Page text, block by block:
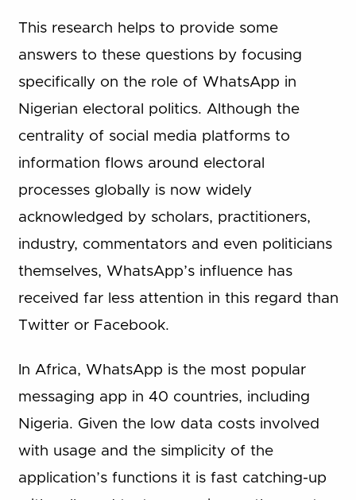
This research helps to provide some
answers to these questions by focusing
specifically on the role of WhatsApp in
Nigerian electoral politics. Although the
centrality of social media platforms to
information flows around electoral
processes globally is now widely
acknowledged by scholars, practitioners,
industry, commentators and even politicians
themselves, WhatsApp’s influence has
received far less attention in this regard than
Twitter or Facebook.
In Africa, WhatsApp is the most popular
messaging app in 40 countries, including
Nigeria. Given the low data costs involved
with usage and the simplicity of the
application’s functions it is fast catching-up